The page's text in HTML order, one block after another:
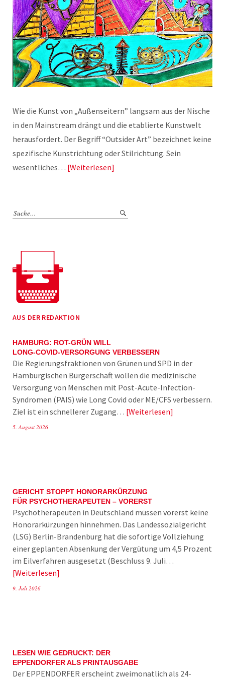
Wie die Kunst von „Außenseitern” langsam aus der Nische
in den Mainstream drängt und die etablierte Kunstwelt
herausfordert. Der Begriff “Outsider Art” bezeichnet keine
spezifische Kunstrichtung oder Stilrichtung. Sein
wesentliches… Weiterlesen
AUS DER REDAKTION
HAMBURG: ROT-GRÜN WILL
LONG-COVID-VERSORGUNG VERBESSERN
Die Regierungsfraktionen von Grünen und SPD in der
Hamburgischen Bürgerschaft wollen die medizinische
Versorgung von Menschen mit Post-Acute-Infection-
Syndromen (PAIS) wie Long Covid oder ME/CFS verbessern.
Ziel ist ein schnellerer Zugang… Weiterlesen
5. August 2026
GERICHT STOPPT HONORARKÜRZUNG
FÜR PSYCHOTHERAPEUTEN – VORERST
Psychotherapeuten in Deutschland müssen vorerst keine
Honorarkürzungen hinnehmen. Das Landessozialgericht
(LSG) Berlin-Brandenburg hat die sofortige Vollziehung
einer geplanten Absenkung der Vergütung um 4,5 Prozent
im Eilverfahren ausgesetzt (Beschluss 9. Juli…
Weiterlesen
9. Juli 2026
LESEN WIE GEDRUCKT: DER
EPPENDORFER ALS PRINTAUSGABE
Der EPPENDORFER erscheint zweimonatlich als 24-